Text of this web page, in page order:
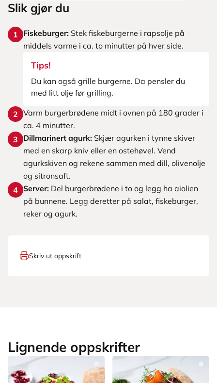
Slik gjør du
1 Fiskeburger: Stek fiskeburgerne i rapsolje på
middels varme i ca. to minutter på hver side.
Tips!
Du kan også grille burgerne. Da pensler du
med litt olje før grilling.
2 Varm burgerbrødene midt i ovnen på 180 grader i
ca. 4 minutter.
3
Dillmarinert agurk: Skjær agurken i tynne skiver
med en skarp kniv eller en ostehøvel. Vend
agurkskiven og rekene sammen med dill, olivenolje
og sitronsaft.
4 Server: Del burgerbrødene i to og legg ha aiolien
på bunnene. Legg deretter på salat, fiskeburger,
reker og agurk.
Skriv ut oppskrift
Lignende oppskrifter